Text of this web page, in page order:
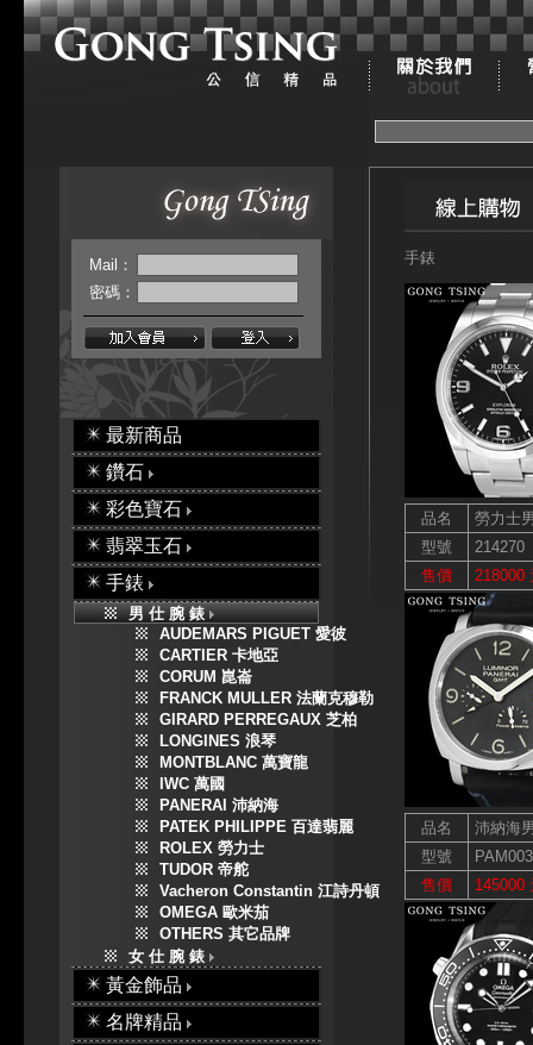
Mail：
密碼：
最新商品
鑽石
彩色寶石
翡翠玉石
手錶
男 仕 腕 錶
AUDEMARS PIGUET 愛彼
CARTIER 卡地亞
CORUM 崑崙
FRANCK MULLER 法蘭克穆勒
GIRARD PERREGAUX 芝柏
LONGINES 浪琴
MONTBLANC 萬寶龍
IWC 萬國
PANERAI 沛納海
PATEK PHILIPPE 百達翡麗
ROLEX 勞力士
TUDOR 帝舵
Vacheron Constantin 江詩丹頓
OMEGA 歐米茄
OTHERS 其它品牌
女 仕 腕 錶
黃金飾品
名牌精品
手錶
品名
勞力士
型號
214270
售價
218000
品名
沛納海
型號
售價
145000